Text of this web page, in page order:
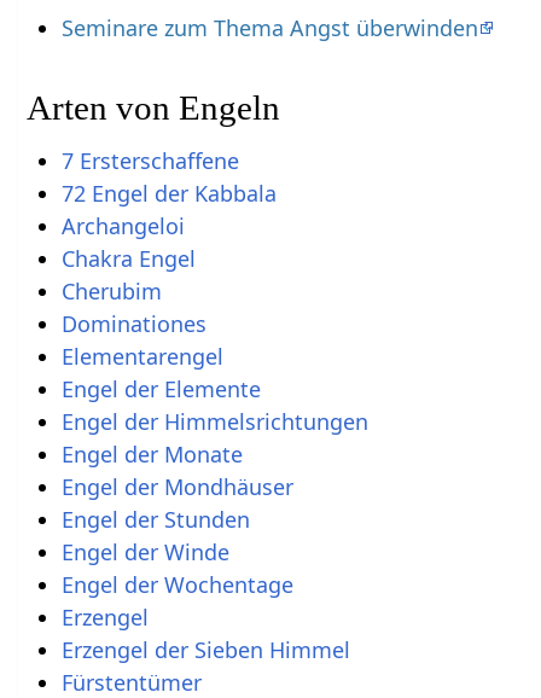
Seminare zum Thema Angst überwinden
Arten von Engeln
7 Ersterschaffene
72 Engel der Kabbala
Archangeloi
Chakra Engel
Cherubim
Dominationes
Elementarengel
Engel der Elemente
Engel der Himmelsrichtungen
Engel der Monate
Engel der Mondhäuser
Engel der Stunden
Engel der Winde
Engel der Wochentage
Erzengel
Erzengel der Sieben Himmel
Fürstentümer